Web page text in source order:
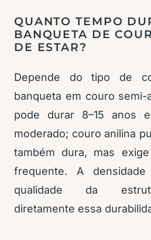
QUANTO TEMPO
BANQUETA DE
DE ESTAR?
Depende do tipo de
banqueta em couro semi-
pode durar 8–15 anos
moderado; couro anilina
também dura, mas
frequente. A
qualidade da
diretamente essa